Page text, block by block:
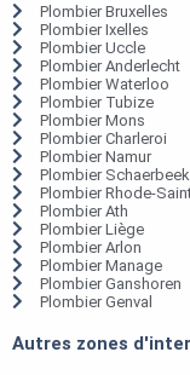
Plombier Bruxelles
Plombier Ixelles
Plombier Uccle
Plombier Anderlecht
Plombier Waterloo
Plombier Tubize
Plombier Mons
Plombier Charleroi
Plombier Namur
Plombier Schaerbeek
Plombier Rhode-
Plombier Ath
Plombier Liège
Plombier Arlon
Plombier Manage
Plombier Ganshoren
Plombier Genval
Autres zones